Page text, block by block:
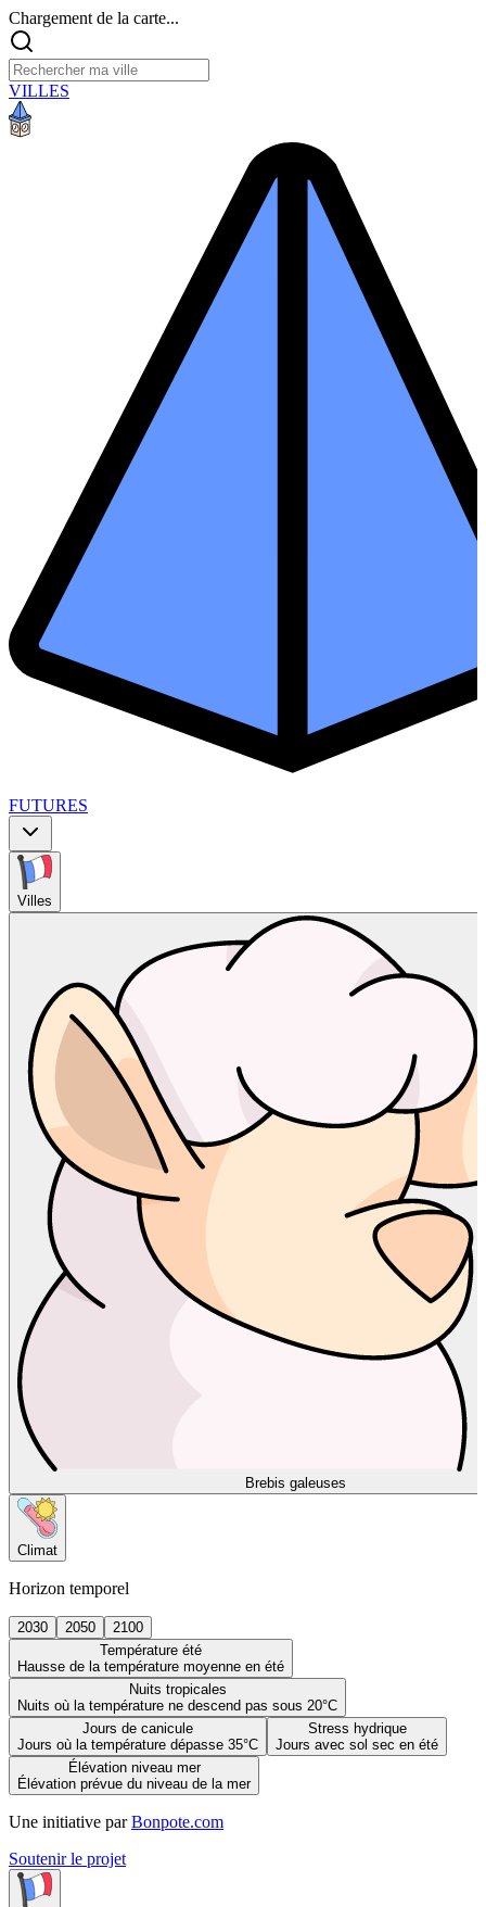
Chargement de la carte...
VILLES
FUTURES
Villes
Brebis galeuses
Climat
Horizon temporel
2030 2050
2100
Température été
Hausse de la température moyenne en été
Nuits tropicales
Nuits où la température ne descend pas sous 20°C
Jours de canicule
Jours où la température dépasse 35°C
Stress hydrique
Jours avec sol sec en été
Élévation niveau mer
Élévation prévue du niveau de la mer
Une initiative par Bonpote.com
Soutenir le projet